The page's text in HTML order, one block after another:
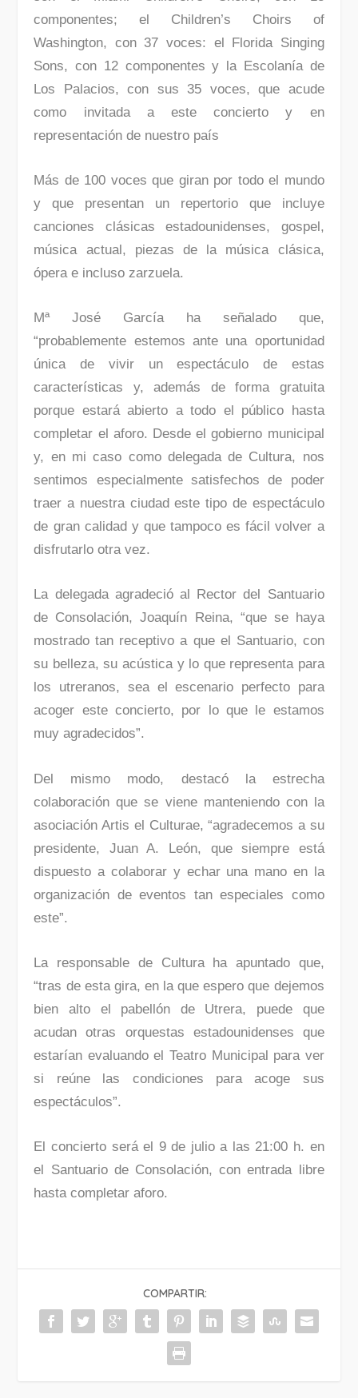
componentes; el Children’s Choirs of
Washington, con 37 voces: el Florida Singing
Sons, con 12 componentes y la Escolanía de
Los Palacios, con sus 35 voces, que acude
como invitada a este concierto y en
representación de nuestro país
Más de 100 voces que giran por todo el mundo
y que presentan un repertorio que incluye
canciones clásicas estadounidenses, gospel,
música actual, piezas de la música clásica,
ópera e incluso zarzuela.
Mª José García ha señalado que,
“probablemente estemos ante una oportunidad
única de vivir un espectáculo de estas
características y, además de forma gratuita
porque estará abierto a todo el público hasta
completar el aforo. Desde el gobierno municipal
y, en mi caso como delegada de Cultura, nos
sentimos especialmente satisfechos de poder
traer a nuestra ciudad este tipo de espectáculo
de gran calidad y que tampoco es fácil volver a
disfrutarlo otra vez.
La delegada agradeció al Rector del Santuario
de Consolación, Joaquín Reina, “que se haya
mostrado tan receptivo a que el Santuario, con
su belleza, su acústica y lo que representa para
los utreranos, sea el escenario perfecto para
acoger este concierto, por lo que le estamos
muy agradecidos”.
Del mismo modo, destacó la estrecha
colaboración que se viene manteniendo con la
asociación Artis el Culturae, “agradecemos a su
presidente, Juan A. León, que siempre está
dispuesto a colaborar y echar una mano en la
organización de eventos tan especiales como
este”.
La responsable de Cultura ha apuntado que,
“tras de esta gira, en la que espero que dejemos
bien alto el pabellón de Utrera, puede que
acudan otras orquestas estadounidenses que
estarían evaluando el Teatro Municipal para ver
si reúne las condiciones para acoge sus
espectáculos”.
El concierto será el 9 de julio a las 21:00 h. en
el Santuario de Consolación, con entrada libre
hasta completar aforo.
COMPARTIR: